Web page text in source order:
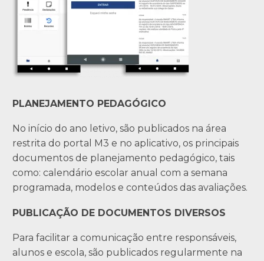
PLANEJAMENTO PEDAGÓGICO
No início do ano letivo, são publicados na área
restrita do portal M3 e no aplicativo, os principais
documentos de planejamento pedagógico, tais
como: calendário escolar anual com a semana
programada, modelos e conteúdos das avaliações.
PUBLICAÇÃO DE DOCUMENTOS DIVERSOS
Para facilitar a comunicação entre responsáveis,
alunos e escola, são publicados regularmente na